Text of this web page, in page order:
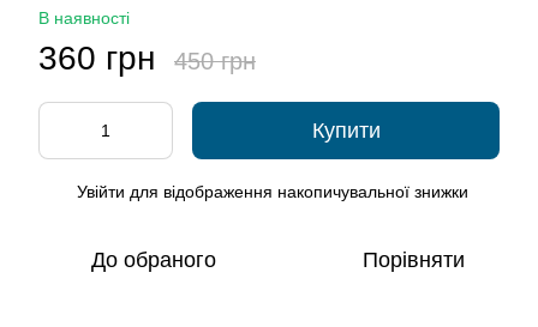
В наявності
360 грн 450 грн
Купити
Увійти для відображення накопичувальної знижки
До обраного Порівняти